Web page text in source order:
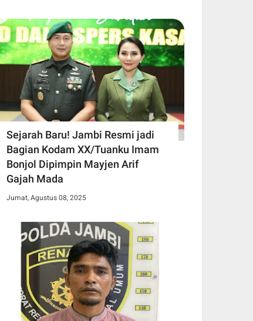
Sejarah Baru! Jambi Resmi jadi
Bagian Kodam XX/Tuanku Imam
Bonjol Dipimpin Mayjen Arif
Gajah Mada
Jumat, Agustus 08, 2025